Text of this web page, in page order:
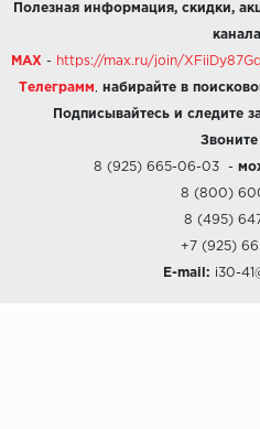
Полезная информация, скидки,
MAX - https://max.ru/join/
Телеграмм набирайте в
Подписывайтесь и следите
8 (925) 665-06-03-
8 (800)
8 (495)
+7 (925)
E-mail: i30-